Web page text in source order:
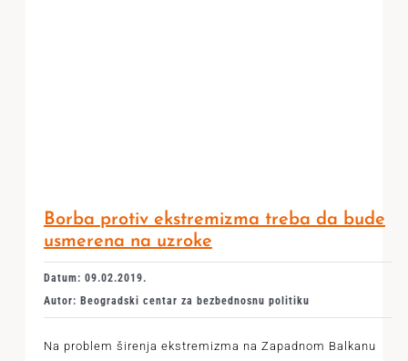
Borba protiv ekstremizma treba da bude
usmerena na uzroke
Datum: 09.02.2019.
Autor: Beogradski centar za bezbednosnu politiku
Na problem širenja ekstremizma na Zapadnom Balkanu